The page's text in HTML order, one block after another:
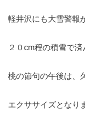
軽井沢にも大雪警報
２０cm程の積雪で済
桃の節句の午後は、
エクササイズとなり